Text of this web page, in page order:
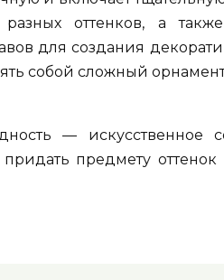
оттенков, а
для создания
собой сложный
— искусственное
придать предмету